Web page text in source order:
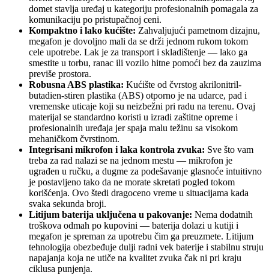
domet stavlja uređaj u kategoriju profesionalnih pomagala za
komunikaciju po pristupačnoj ceni.
Kompaktno i lako kućište: Zahvaljujući pametnom dizajnu,
megafon je dovoljno mali da se drži jednom rukom tokom
cele upotrebe. Lak je za transport i skladištenje — lako ga
smestite u torbu, ranac ili vozilo hitne pomoći bez da zauzima
previše prostora.
Robusna ABS plastika: Kućište od čvrstog akrilonitril-
butadien-stiren plastika (ABS) otporno je na udarce, pad i
vremenske uticaje koji su neizbežni pri radu na terenu. Ovaj
materijal se standardno koristi u izradi zaštitne opreme i
profesionalnih uređaja jer spaja malu težinu sa visokom
mehaničkom čvrstinom.
Integrisani mikrofon i laka kontrola zvuka: Sve što vam
treba za rad nalazi se na jednom mestu — mikrofon je
ugrađen u ručku, a dugme za podešavanje glasnoće intuitivno
je postavljeno tako da ne morate skretati pogled tokom
korišćenja. Ovo štedi dragoceno vreme u situacijama kada
svaka sekunda broji.
Litijum baterija uključena u pakovanje: Nema dodatnih
troškova odmah po kupovini — baterija dolazi u kutiji i
megafon je spreman za upotrebu čim ga preuzmete. Litijum
tehnologija obezbeđuje dulji radni vek baterije i stabilnu struju
napajanja koja ne utiče na kvalitet zvuka čak ni pri kraju
ciklusa punjenja.